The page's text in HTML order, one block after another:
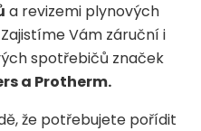
a revizemi plynových
Vám záruční i
spotřebičů značek
a Protherm.
že potřebujete pořídit